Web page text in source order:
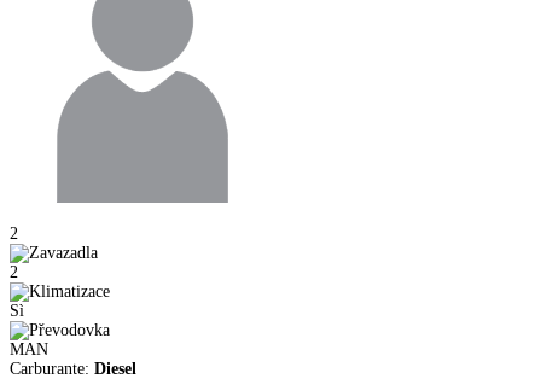
2
2
Sì
MAN
Carburante: Diesel